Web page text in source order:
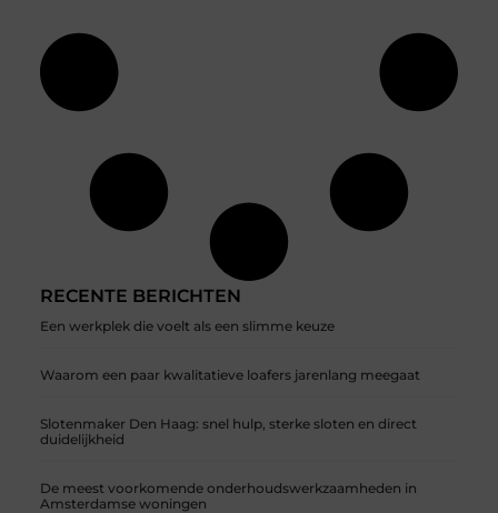
RECENTE BERICHTEN
Een werkplek die voelt als een slimme keuze
Waarom een paar kwalitatieve loafers jarenlang meegaat
Slotenmaker Den Haag: snel hulp, sterke sloten en direct
duidelijkheid
De meest voorkomende onderhoudswerkzaamheden in
Amsterdamse woningen